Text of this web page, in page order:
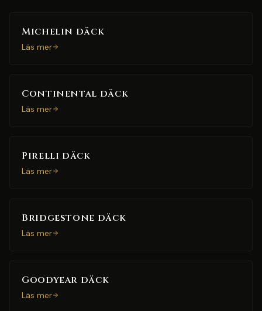
Michelin däck
Läs mer
Continental däck
Läs mer
Pirelli däck
Läs mer
Bridgestone däck
Läs mer
Goodyear däck
Läs mer